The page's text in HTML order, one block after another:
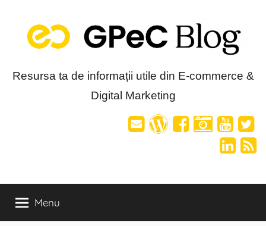
content
Blog-
Resursa ta de informații utile din E-commerce &
Digital Marketing
Menu